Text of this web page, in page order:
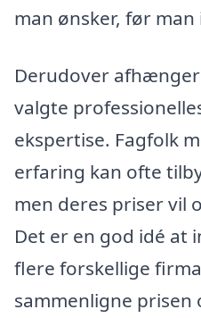
man ønsker, før
Derudover
valgte
ekspertise. Fagfolk
erfaring kan ofte
men deres priser vil
Det er en god idé at
flere forskellige
sammenligne prisen